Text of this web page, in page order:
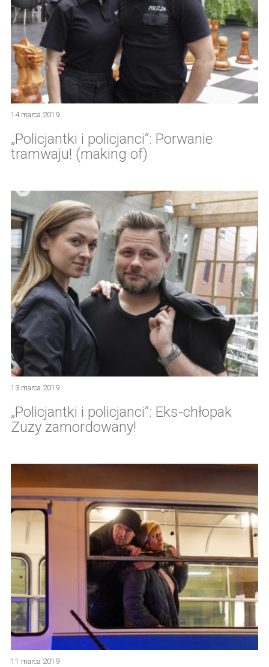
14 marca 2019
„Policjantki i policjanci”: Porwanie
tramwaju! (making of)
13 marca 2019
„Policjantki i policjanci”: Eks-chłopak
Zuzy zamordowany!
11 marca 2019